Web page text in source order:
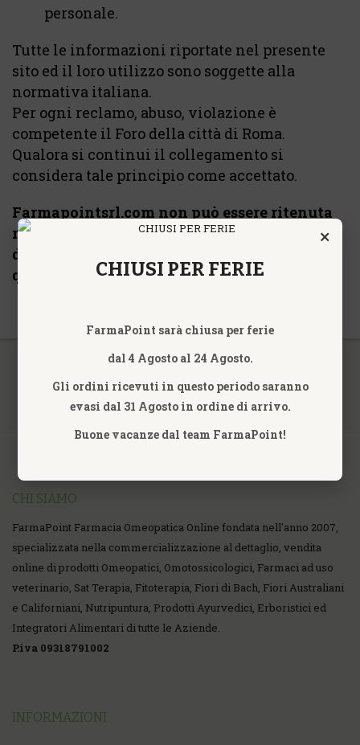
personale.
Tutte le informazioni riportate nel presente
sito ed il loro utilizzo sono soggette alla
normativa italiana.
Per ogni reclamo, abuso, violazione è
competente il Foro della città di Roma.
Qualora si continui il collegamento si
considera tale principio come accettato.
Farmapointsrl.com non può essere ritenuta
responsabile del mancato rispetto, da parte
degli utenti, delle limitazioni contenute in
queste avvertenze legali.
CHI SIAMO
FarmaPoint Farmacia Omeopatica Online fondata nell'anno 2007,
specializzata nella commercializzazione al dettaglio, vendita
online di prodotti Omeopatici, Omotossicologici, Farmaci ad uso
veterinario, Sat Terapia, Fitoterapia, Fiori di Bach, Fiori Australiani
e Californiani, Nutripuntura, Prodotti Ayurvedici, Erboristici ed
Integratori Alimentari di tutte le Aziende.
P.iva 09318791002
INFORMAZIONI
×
CHIUSI PER FERIE
FarmaPoint sarà chiusa per ferie
dal 4 Agosto al 24 Agosto.
Gli ordini ricevuti in questo periodo saranno
evasi dal 31 Agosto in ordine di arrivo.
Buone vacanze dal team FarmaPoint!